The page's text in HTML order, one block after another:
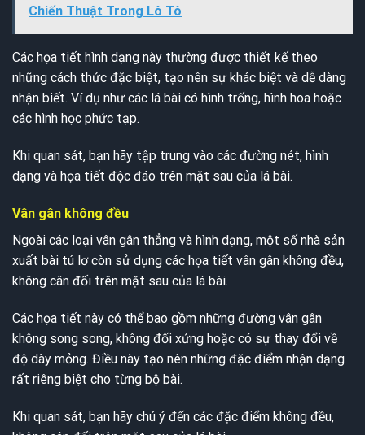
Chiến Thuật Trong Lô Tô
Các họa tiết hình dạng này thường được thiết kế theo
những cách thức đặc biệt, tạo nên sự khác biệt và dễ dàng
nhận biết. Ví dụ như các lá bài có hình trống, hình hoa hoặc
các hình học phức tạp.
Khi quan sát, bạn hãy tập trung vào các đường nét, hình
dạng và họa tiết độc đáo trên mặt sau của lá bài.
Vân gân không đều
Ngoài các loại vân gân thẳng và hình dạng, một số nhà sản
xuất bài tú lơ còn sử dụng các họa tiết vân gân không đều,
không cân đối trên mặt sau của lá bài.
Các họa tiết này có thể bao gồm những đường vân gân
không song song, không đối xứng hoặc có sự thay đổi về
độ dày mỏng. Điều này tạo nên những đặc điểm nhận dạng
rất riêng biệt cho từng bộ bài.
Khi quan sát, bạn hãy chú ý đến các đặc điểm không đều,